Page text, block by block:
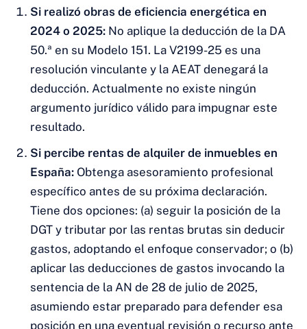
Si realizó obras de eficiencia energética en
2024 o 2025: No aplique la deducción de la DA
50.ª en su Modelo 151. La V2199-25 es una
resolución vinculante y la AEAT denegará la
deducción. Actualmente no existe ningún
argumento jurídico válido para impugnar este
resultado.
Si percibe rentas de alquiler de inmuebles en
España: Obtenga asesoramiento profesional
específico antes de su próxima declaración.
Tiene dos opciones: (a) seguir la posición de la
DGT y tributar por las rentas brutas sin deducir
gastos, adoptando el enfoque conservador; o (b)
aplicar las deducciones de gastos invocando la
sentencia de la AN de 28 de julio de 2025,
asumiendo estar preparado para defender esa
posición en una eventual revisión o recurso ante